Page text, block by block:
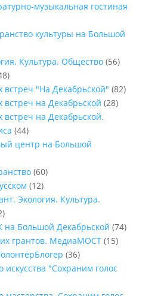
музыкальная гостиная
культуры на Большой
Культура. Общество(56)
встреч "На Декабрьской" (82)
встреч на Декабрьской (28)
встреч на Декабрьской.
(44)
центр на Большой
(60)
(12)
Экология. Культура.
на Большой Декабрьской (74)
грантов. МедиаМОСТ(15)
(36)
искусства "Сохраним голос